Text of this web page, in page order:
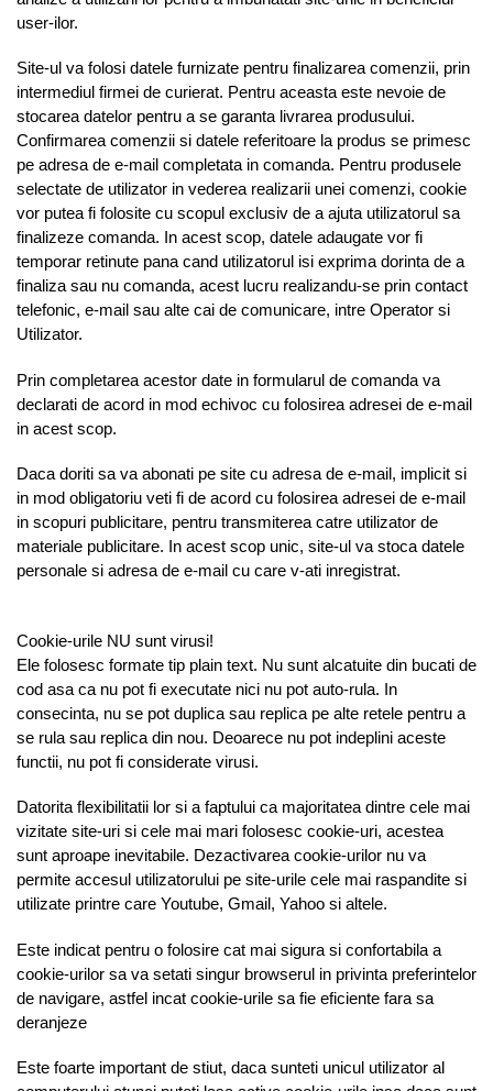
user-ilor.
Site-ul va folosi datele furnizate pentru finalizarea comenzii, prin
intermediul firmei de curierat. Pentru aceasta este nevoie de
stocarea datelor pentru a se garanta livrarea produsului.
Confirmarea comenzii si datele referitoare la produs se primesc
pe adresa de e-mail completata in comanda. Pentru produsele
selectate de utilizator in vederea realizarii unei comenzi, cookie
vor putea fi folosite cu scopul exclusiv de a ajuta utilizatorul sa
finalizeze comanda. In acest scop, datele adaugate vor fi
temporar retinute pana cand utilizatorul isi exprima dorinta de a
finaliza sau nu comanda, acest lucru realizandu-se prin contact
telefonic, e-mail sau alte cai de comunicare, intre Operator si
Utilizator.
Prin completarea acestor date in formularul de comanda va
declarati de acord in mod echivoc cu folosirea adresei de e-mail
in acest scop.
Daca doriti sa va abonati pe site cu adresa de e-mail, implicit si
in mod obligatoriu veti fi de acord cu folosirea adresei de e-mail
in scopuri publicitare, pentru transmiterea catre utilizator de
materiale publicitare. In acest scop unic, site-ul va stoca datele
personale si adresa de e-mail cu care v-ati inregistrat.
Cookie-urile NU sunt virusi!
Ele folosesc formate tip plain text. Nu sunt alcatuite din bucati de
cod asa ca nu pot fi executate nici nu pot auto-rula. In
consecinta, nu se pot duplica sau replica pe alte retele pentru a
se rula sau replica din nou. Deoarece nu pot indeplini aceste
functii, nu pot fi considerate virusi.
Datorita flexibilitatii lor si a faptului ca majoritatea dintre cele mai
vizitate site-uri si cele mai mari folosesc cookie-uri, acestea
sunt aproape inevitabile. Dezactivarea cookie-urilor nu va
permite accesul utilizatorului pe site-urile cele mai raspandite si
utilizate printre care Youtube, Gmail, Yahoo si altele.
Este indicat pentru o folosire cat mai sigura si confortabila a
cookie-urilor sa va setati singur browserul in privinta preferintelor
de navigare, astfel incat cookie-urile sa fie eficiente fara sa
deranjeze
Este foarte important de stiut, daca sunteti unicul utilizator al